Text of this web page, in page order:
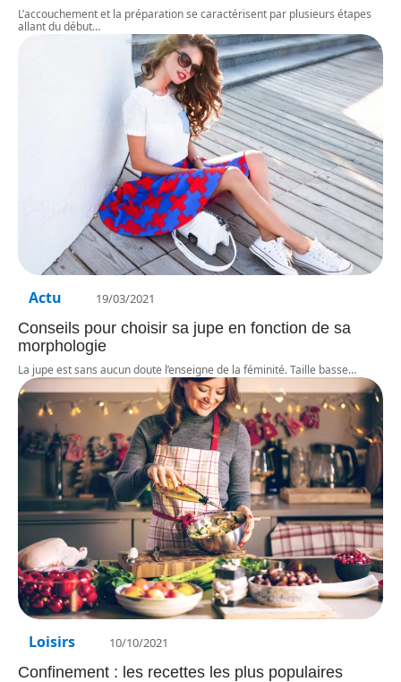
L’accouchement et la préparation se caractérisent par plusieurs étapes
allant du début…
Actu 19/03/2021
Conseils pour choisir sa jupe en fonction de sa
morphologie
La jupe est sans aucun doute l’enseigne de la féminité. Taille basse…
Loisirs 10/10/2021
Confinement : les recettes les plus populaires